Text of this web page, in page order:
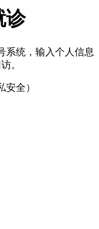
诊
系统，输入个人信息
。
安全）